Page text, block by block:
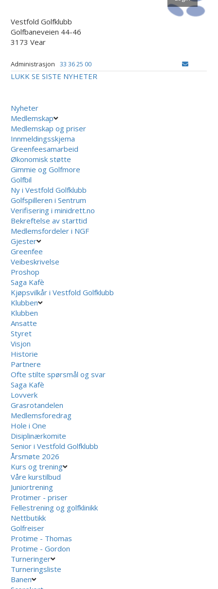
Vestfold Golfklubb
Golfbaneveien 44-46
3173 Vear
Administrasjon 33 36 25 00
LUKK SE SISTE NYHETER
Nyheter
Medlemskap
Medlemskap og priser
Innmeldingsskjema
Greenfeesamarbeid
Økonomisk støtte
Gimmie og Golfmore
Golfbil
Ny i Vestfold Golfklubb
Golfspilleren i Sentrum
Verifisering i minidrett.no
Bekreftelse av starttid
Medlemsfordeler i NGF
Gjester
Greenfee
Veibeskrivelse
Proshop
Saga Kafè
Kjøpsvilkår i Vestfold Golfklubb
Klubben
Klubben
Ansatte
Styret
Visjon
Historie
Partnere
Ofte stilte spørsmål og svar
Saga Kafè
Lovverk
Grasrotandelen
Medlemsforedrag
Hole i One
Disiplinærkomite
Senior i Vestfold Golfklubb
Årsmøte 2026
Kurs og trening
Våre kurstilbud
Juniortrening
Protimer - priser
Fellestrening og golfklinikk
Nettbutikk
Golfreiser
Protime - Thomas
Protime - Gordon
Turneringer
Turneringsliste
Banen